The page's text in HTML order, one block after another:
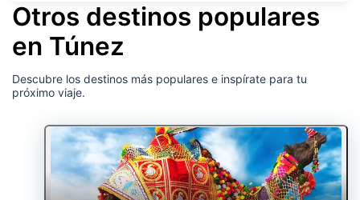
Otros destinos populares
en Túnez
Descubre los destinos más populares e inspírate para tu
próximo viaje.